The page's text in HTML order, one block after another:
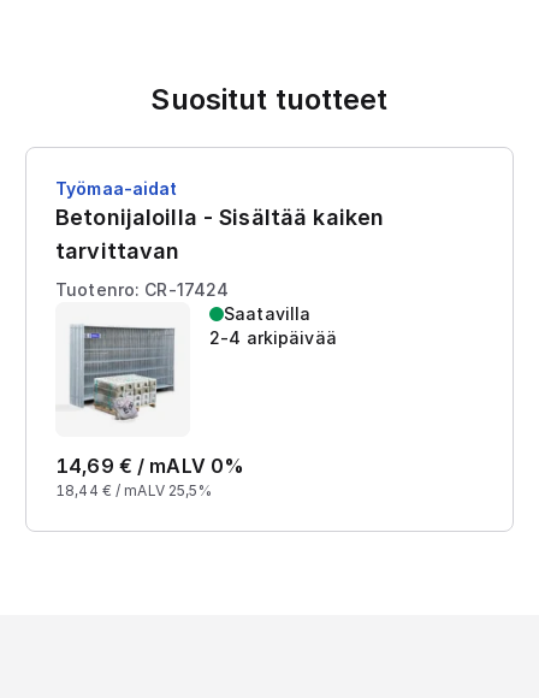
Suositut tuotteet
Työmaa-aidat
Betonijaloilla - Sisältää kaiken
tarvittavan
Tuotenro: CR-17424
Saatavilla
2-4 arkipäivää
14,69 € / mALV 0%
18,44 € / mALV 25,5%